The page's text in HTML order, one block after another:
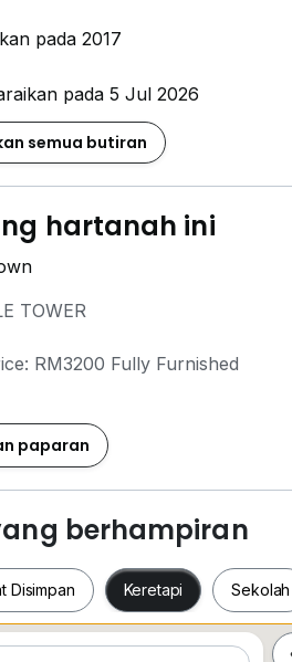
pada 2017
pada 5 Jul 2026
semua butiran
hartanah ini
TOWER
RM3200 Fully Furnished
0*****
Details
OWNERS LISTING )
2 bathroom
SECURITY & MORE FACILITY
MINS TO CIQ CUSTOM & CITY
FURNISH WITH CURTAIN,
paparan
berhampiran
Disimpan Keretapi Sekolah